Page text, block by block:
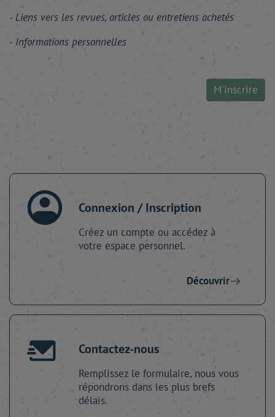
Liens vers les revues, articles ou entretiens achetés
Informations personnelles
M'inscrire
Connexion / Inscription
Créez un compte ou accédez à
votre espace personnel.
Découvrir
Contactez-nous
Remplissez le formulaire, nous vous
répondrons dans les plus brefs
délais.